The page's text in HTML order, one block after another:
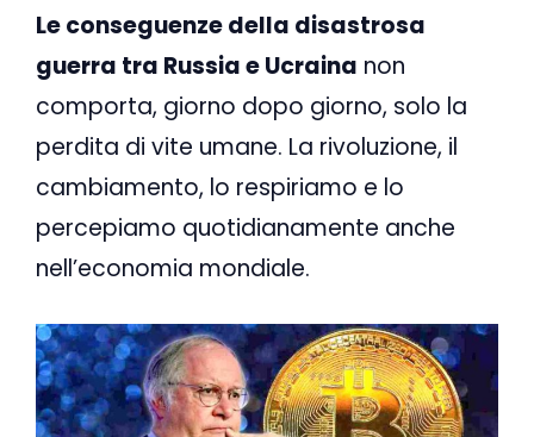
Le conseguenze della disastrosa
guerra tra Russia e Ucraina non
comporta, giorno dopo giorno, solo la
perdita di vite umane. La rivoluzione, il
cambiamento, lo respiriamo e lo
percepiamo quotidianamente anche
nell’economia mondiale.